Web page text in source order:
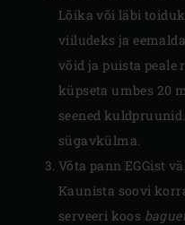
Lõika või läbi
viiludeks ja
võid ja puista peale
küpseta umbes 20
seened
sügavkülma.
Võta pann EGGist
Kaunista soovi
serveeri koos